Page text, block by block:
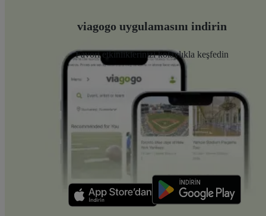
viagogo uygulamasını indirin
Favori etkinliklerinizi kolaylıkla keşfedin